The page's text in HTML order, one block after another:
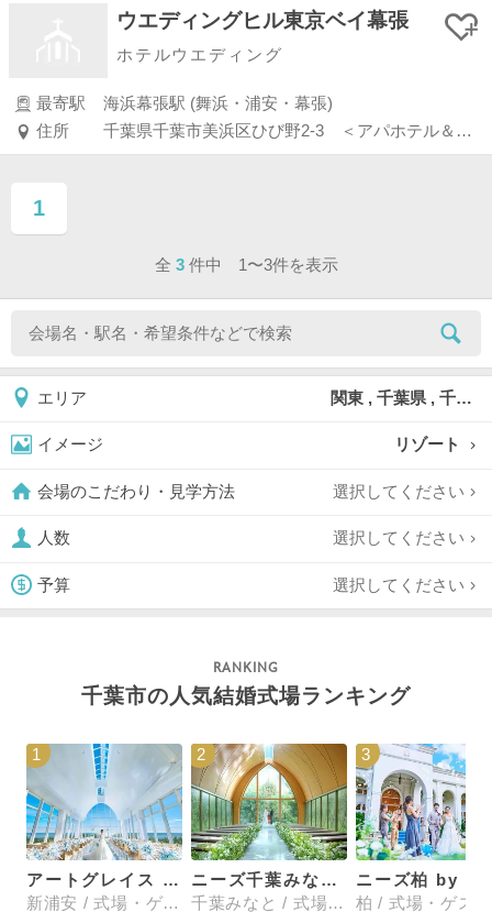
ウエディングヒル東京ベイ幕張
ホテルウエディング
最寄駅
海浜幕張駅 (舞浜・浦安・幕張)
住所
千葉県千葉市美浜区ひび野2-3 ＜アパホテル＆リゾート＞東京ベイ幕張 敷地内
1
ページ目
全 3 件中 1〜3件を表示
エリア 関東 , 千葉県 , 千葉市 , 千葉市美浜区
イメージ リゾート
会場のこだわり・見学方法 選択してください
人数 選択してください
予算 選択してください
千葉市の人気結婚式場ランキング
1
アートグレイス ウエディングコースト 東京ベイ
新浦安 / 式場・ゲストハウス
2
ニーズ千葉みなと by T&G WEDDING(旧 ベイサイドパーク迎賓館 千葉みなと)
千葉みなと / 式場・ゲストハウス
3